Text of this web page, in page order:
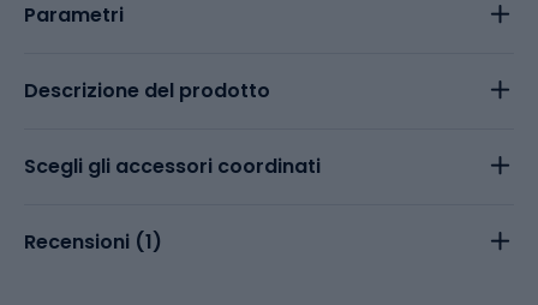
Parametri
Descrizione del prodotto
Scegli gli accessori coordinati
Recensioni (1)